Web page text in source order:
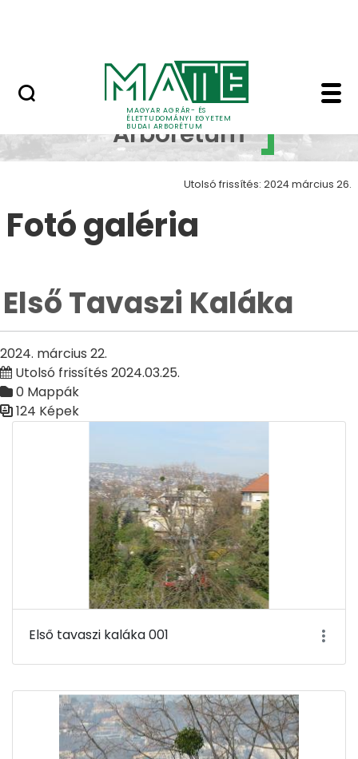
MAGYAR AGRÁR- ÉS
ÉLETTUDOMÁNYI EGYETEM
BUDAI ARBORÉTUM
Első Tavaszi Kaláka
Budai
Arborétum
Utolsó frissítés: 2024 március 26.
Fotó galéria
Első Tavaszi Kaláka
2024. március 22.
Utolsó frissítés 2024.03.25.
0 Mappák
124 Képek
Első tavaszi kaláka 001